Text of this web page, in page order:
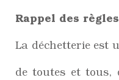
Rappel des
La déchetterie est
de toutes et tous,